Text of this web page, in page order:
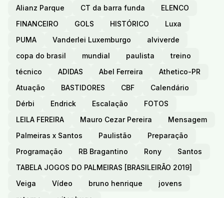
Alianz Parque
CT da barra funda
ELENCO
FINANCEIRO
GOLS HISTÓRICO
Luxa
PUMA
Vanderlei Luxemburgo
alviverde
copa do brasil
mundial paulista
treino
técnico
ADIDAS Abel Ferreira
Athetico-PR
Atuação
BASTIDORES CBF
Calendário
Dérbi
Endrick Escalação
FOTOS
LEILA FEREIRA
Mauro Cezar Pereira
Mensagem
Palmeiras x Santos
Paulistão
Preparação
Programação
RB Bragantino Rony
Santos
TABELA JOGOS DO PALMEIRAS [BRASILEIRÃO 2019]
Veiga
Vídeo bruno henrique
jovens